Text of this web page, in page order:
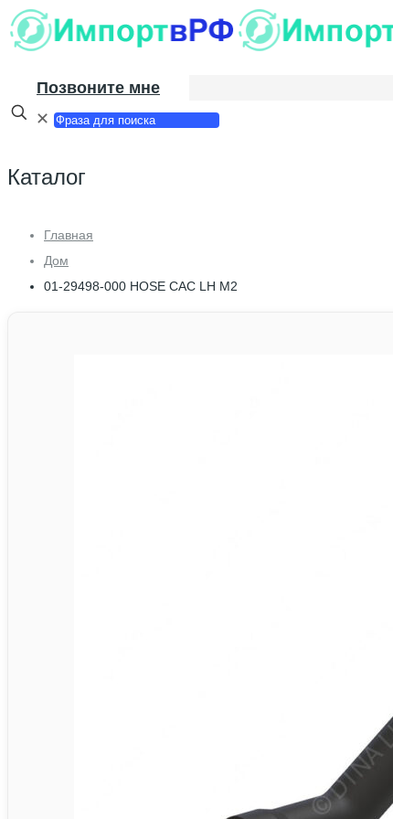
Позвоните мне
✕
Каталог
Главная
Дом
01-29498-000 HOSE CAC LH M2